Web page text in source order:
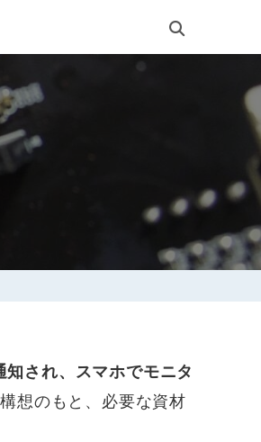
され、スマホでモニタ
想のもと、必要な資材